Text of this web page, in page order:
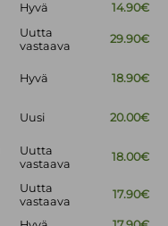
Hyvä
14.90€
Uutta
vastaava
29.90€
Hyvä 18.90€
Uusi 20.00€
Uutta
vastaava
18.00€
Uutta
vastaava
17.90€